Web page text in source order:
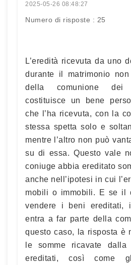
2025-05-26 08:48:27
Numero di risposte : 25
L’eredità ricevuta da uno
durante il matrimonio
della comunione dei
costituisce un bene
che l’ha ricevuta, con la
stessa spetta solo e
mentre l’altro non può
su di essa. Questo vale
coniuge abbia ereditato
anche nell’ipotesi in cui
mobili o immobili. E se il
vendere i beni ereditati,
entra a far parte della
questo caso, la risposta è
le somme ricavate
ereditati, così come